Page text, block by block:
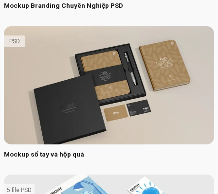
Mockup Branding Chuyên Nghiệp PSD
Mockup sổ tay và hộp quà
PSD
5 file PSD